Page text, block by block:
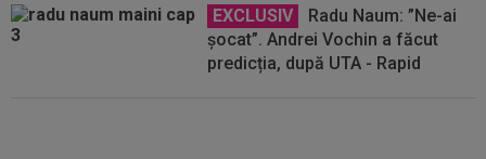
EXCLUSIV
Radu Naum: ”Ne-ai
șocat”. Andrei Vochin a făcut
predicția, după UTA - Rapid